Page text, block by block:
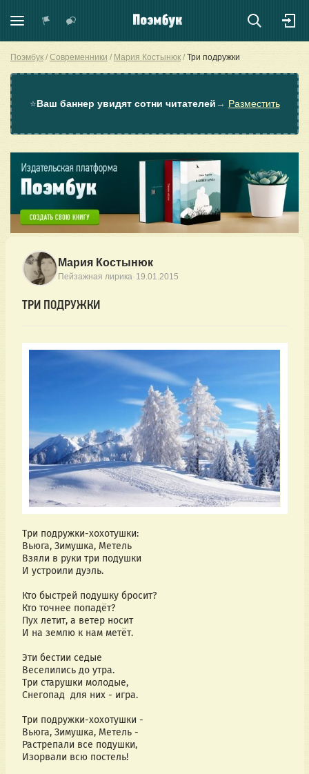
Поэмбук Современники Мария Костынюк Три подружки
⭐Ваш баннер увидят сотни читателей → Разместить
Мария Костынюк
Пейзажная лирика· 19.01.2015
ТРИ ПОДРУЖКИ
Три подружки-хохотушки:
Вьюга, Зимушка, Метель
И устроили дуэль.
Кто быстрей подушку бросит?
Кто точнее попадёт?
Пух летит, а ветер носит
И на землю к нам метёт.
Веселились до утра.
Три старушки молодые,
Снегопад  для них - игра.
Растрепали все подушки,
Изорвали всю постель!